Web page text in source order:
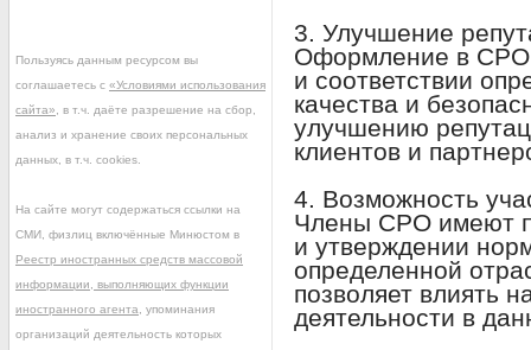
3. Улучшение
Оформление в СРО
и соответствии
качества и
улучшению
клиентов и
4. Возможность
Члены СРО имеют
и утверждении
определенной
позволяет влиять
деятельности в
Пользуясь данным ресурсом вы
соглашаетесь с «Условиями использования
сайта» , в т.ч. даёте разрешение на сбор,
анализ и хранение своих персональных
данных, в т.ч. cookies.
На сайте могут содержаться ссылки на
СМИ, физлиц включённые Минюстом в
Реестр иностранных средств массовой
информации, выполняющих функции
иностранного агента , упоминания
организаций деятельность которых